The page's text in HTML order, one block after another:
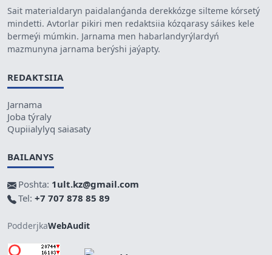
Sait materialdaryn paidalanǵanda derekkózge silteme kórsetý
mindetti. Avtorlar pikiri men redaktsiia kózqarasy sáikes kele
bermeýi múmkin. Jarnama men habarlandyrýlardyń
mazmunyna jarnama berýshi jaýapty.
REDAKTSIIA
Jarnama
Joba týraly
Qupiialylyq saiasaty
BAILANYS
Poshta: 1ult.kz@gmail.com
Tel: +7 707 878 85 89
PodderjkaWebAudit